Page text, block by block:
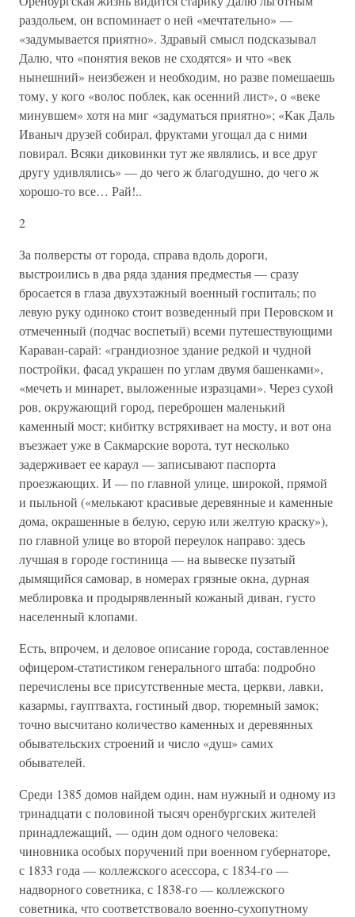
раздольем, он вспоминает о ней «мечтательно» —
«задумывается приятно». Здравый смысл подсказывал
Далю, что «понятия веков не сходятся» и что «век
нынешний» неизбежен и необходим, но разве помешаешь
тому, у кого «волос поблек, как осенний лист», о «веке
минувшем» хотя на миг «задуматься приятно»; «Как Даль
Иваныч друзей собирал, фруктами угощал да с ними
повирал. Всяки диковинки тут же являлись, и все друг
другу удивлялись» — до чего ж благодушно, до чего ж
хорошо-то все… Рай!..
2
За полверсты от города, справа вдоль дороги,
выстроились в два ряда здания предместья — сразу
бросается в глаза двухэтажный военный госпиталь; по
левую руку одиноко стоит возведенный при Перовском и
отмеченный (подчас воспетый) всеми путешествующими
Караван-сарай: «грандиозное здание редкой и чудной
постройки, фасад украшен по углам двумя башенками»,
«мечеть и минарет, выложенные изразцами». Через сухой
ров, окружающий город, переброшен маленький
каменный мост; кибитку встряхивает на мосту, и вот она
въезжает уже в Сакмарские ворота, тут несколько
задерживает ее караул — записывают паспорта
проезжающих. И — по главной улице, широкой, прямой
и пыльной («мелькают красивые деревянные и каменные
дома, окрашенные в белую, серую или желтую краску»),
по главной улице во второй переулок направо: здесь
лучшая в городе гостиница — на вывеске пузатый
дымящийся самовар, в номерах грязные окна, дурная
меблировка и продырявленный кожаный диван, густо
населенный клопами.
Есть, впрочем, и деловое описание города, составленное
офицером-статистиком генерального штаба: подробно
перечислены все присутственные места, церкви, лавки,
казармы, гауптвахта, гостиный двор, тюремный замок;
точно высчитано количество каменных и деревянных
обывательских строений и число «душ» самих
обывателей.
Среди 1385 домов найдем один, нам нужный и одному из
тринадцати с половиной тысяч оренбургских жителей
принадлежащий, — один дом одного человека:
чиновника особых поручений при военном губернаторе,
с 1833 года — коллежского асессора, с 1834-го —
надворного советника, с 1838-го — коллежского
советника, что соответствовало военно-сухопутному